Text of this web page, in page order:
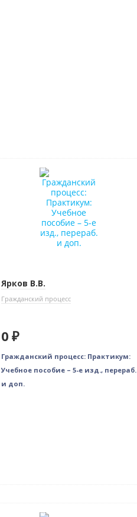
Нет в наличии
Ярков В.В.
Гражданский процесс
0 ₽
Гражданский процесс: Практикум:
Учебное пособие – 5-е изд., перераб.
и доп.
Нет в наличии